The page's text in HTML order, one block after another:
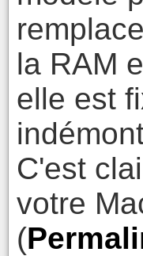
la RAM
elle est
C'est
votre
(